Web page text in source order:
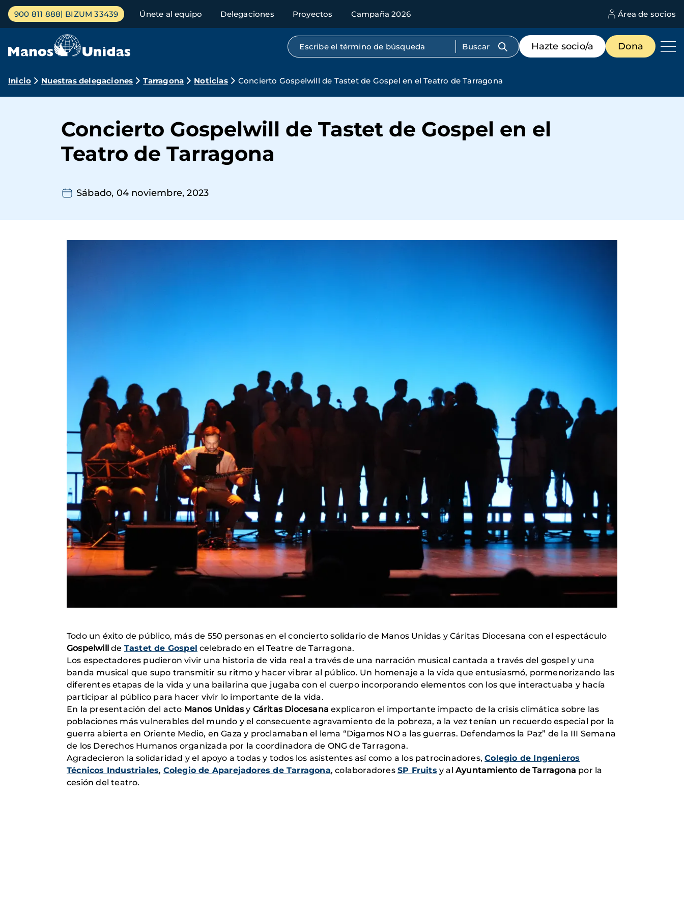
Pasar
contenido
Menú
principal
900 811 888 BIZUM 33439 Únete al equipo Delegaciones Proyectos Campaña 2026 Área de socios
Búsqueda por texto completo
Menú
de
destacados
Hazte socio/a Dona
Ruta
navegación
Inicio Nuestras delegaciones Tarragona Noticias Concierto Gospelwill de Tastet de Gospel en el Teatro de Tarragona
Concierto Gospelwill de Tastet de Gospel en el
Teatro de Tarragona
Sábado, 04 noviembre, 2023
Todo un éxito de público, más de 550 personas en el concierto solidario de Manos Unidas y Cáritas Diocesana con el espectáculo
Gospelwillde Tastet de Gospel celebrado en el Teatre de Tarragona.
Los espectadores pudieron vivir una historia de vida real a través de una narración musical cantada a través del gospel y una
banda musical que supo transmitir su ritmo y hacer vibrar al público. Un homenaje a la vida que entusiasmó, pormenorizando las
diferentes etapas de la vida y una bailarina que jugaba con el cuerpo incorporando elementos con los que interactuaba y hacía
participar al público para hacer vivir lo importante de la vida.
En la presentación del acto Manos Unidasy Cáritas Diocesana explicaron el importante impacto de la crisis climática sobre las
poblaciones más vulnerables del mundo y el consecuente agravamiento de la pobreza, a la vez tenían un recuerdo especial por la
guerra abierta en Oriente Medio, en Gaza y proclamaban el lema “Digamos NO a las guerras. Defendamos la Paz” de la III Semana
de los Derechos Humanos organizada por la coordinadora de ONG de Tarragona.
Agradecieron la solidaridad y el apoyo a todas y todos los asistentes así como a los patrocinadores,Colegio de Ingenieros
Técnicos Industriales, Colegio de Aparejadores de Tarragona, colaboradoresSP Fruits y alAyuntamiento de Tarragona por la
cesión del teatro.